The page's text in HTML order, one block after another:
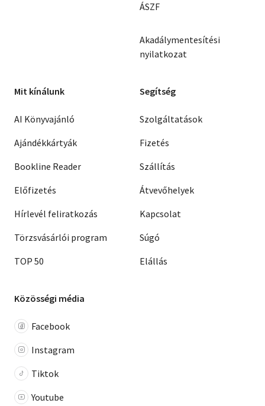
ÁSZF
Akadálymentesítési
nyilatkozat
Mit kínálunk
AI Könyvajánló
Ajándékkártyák
Bookline Reader
Előfizetés
Hírlevél feliratkozás
Törzsvásárlói program
TOP 50
Segítség
Szolgáltatások
Fizetés
Szállítás
Átvevőhelyek
Kapcsolat
Súgó
Elállás
Közösségi média
Facebook
Instagram
Tiktok
Youtube